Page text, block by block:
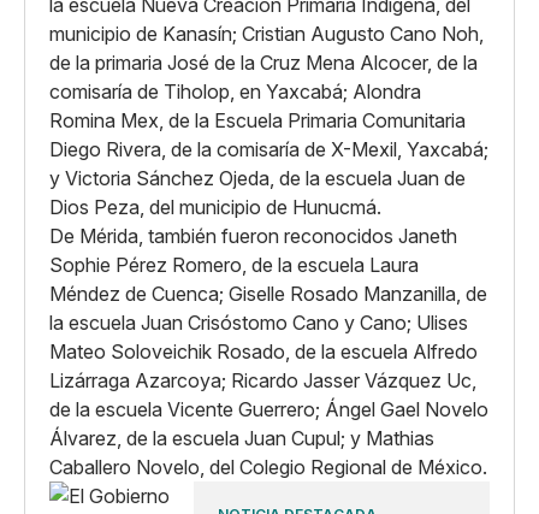
la escuela Nueva Creación Primaria Indígena, del
municipio de Kanasín; Cristian Augusto Cano Noh,
de la primaria José de la Cruz Mena Alcocer, de la
comisaría de Tiholop, en Yaxcabá; Alondra
Romina Mex, de la Escuela Primaria Comunitaria
Diego Rivera, de la comisaría de X-Mexil, Yaxcabá;
y Victoria Sánchez Ojeda, de la escuela Juan de
Dios Peza, del municipio de Hunucmá.
De Mérida, también fueron reconocidos Janeth
Sophie Pérez Romero, de la escuela Laura
Méndez de Cuenca; Giselle Rosado Manzanilla, de
la escuela Juan Crisóstomo Cano y Cano; Ulises
Mateo Soloveichik Rosado, de la escuela Alfredo
Lizárraga Azarcoya; Ricardo Jasser Vázquez Uc,
de la escuela Vicente Guerrero; Ángel Gael Novelo
Álvarez, de la escuela Juan Cupul; y Mathias
Caballero Novelo, del Colegio Regional de México.